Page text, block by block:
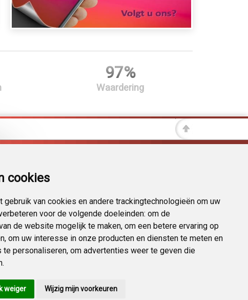
cookies
gebruik van cookies en andere trackingtechnologieën om uw
voor de volgende doeleinden: om de
de website mogelijk te maken, om een betere ervaring op
, om uw interesse in onze producten en diensten te meten en
te personaliseren, om advertenties weer te geven die
.
Ik weiger Wijzig mijn voorkeuren
97%
Waardering